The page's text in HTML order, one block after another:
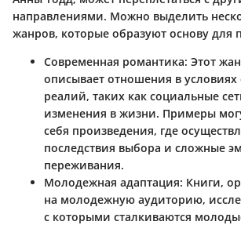
направлениями. Можно выделить
жанров, которые образуют основу для
Современная романтика: Этот
описывает отношения в
реалий, таких как социальные
изменения в жизни. Примеры
себя произведения, где
последствия выбора и сложные
переживания.
Молодежная адаптация: Книги,
на молодежную аудиторию,
с которыми сталкиваются